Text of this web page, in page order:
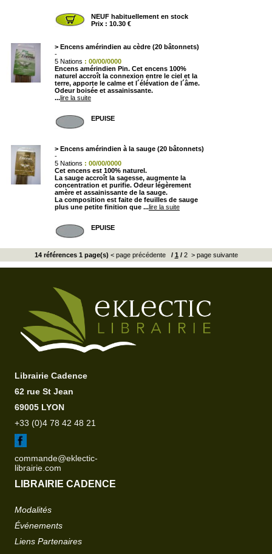
NEUF habituellement en stock
Prix : 10.30 €
> Encens amérindien au cèdre (20 bâtonnets)
-
5 Nations : 00/00/0000
Encens amérindien Pin. Cet encens 100%
naturel accroît la connexion entre le ciel et la
terre, apporte le calme et l´élévation de l´âme.
Odeur boisée et assainissante.
...lire la suite
EPUISE
> Encens amérindien à la sauge (20 bâtonnets)
-
5 Nations : 00/00/0000
Cet encens est 100% naturel.
La sauge accroît la sagesse, augmente la
concentration et purifie. Odeur légèrement
amère et assainissante de la sauge.
La composition est faite de feuilles de sauge
plus une petite finition que ...lire la suite
EPUISE
14 références 1 page(s) < page précédente/ 1 /2 > page suivante
Librairie Cadence
62 rue St Jean
69005 LYON
+33 (0)4 78 42 48 21
commande@eklectic-
librairie.com
LIBRAIRIE CADENCE
Modalités
Événements
Liens Partenaires